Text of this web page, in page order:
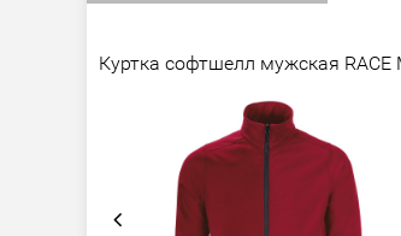
Куртка софтшелл мужская RACE